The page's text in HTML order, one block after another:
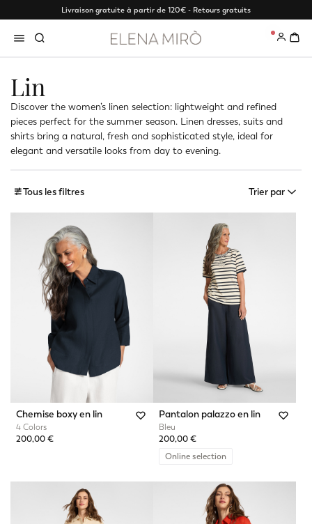
Livraison gratuite à partir de 120€ - Retours gratuits
0
Lin
Discover the women’s linen selection: lightweight and refined
pieces perfect for the summer season. Linen dresses, suits and
shirts bring a natural, fresh and sophisticated style, ideal for
elegant and versatile looks from day to evening.
Tous les filtres Trier par
Chemise boxy en lin
4 Colors
200,00 €
Pantalon palazzo en lin
Bleu
200,00 €
Online selection